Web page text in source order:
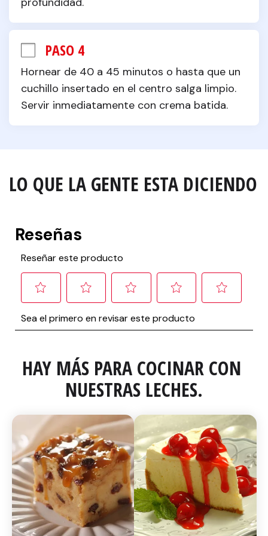
PASO 4
Hornear de 40 a 45 minutos o hasta que un
cuchillo insertado en el centro salga limpio.
Servir inmediatamente con crema batida.
LO QUE LA GENTE ESTA DICIENDO
HAY MÁS PARA COCINAR CON
NUESTRAS LECHES.